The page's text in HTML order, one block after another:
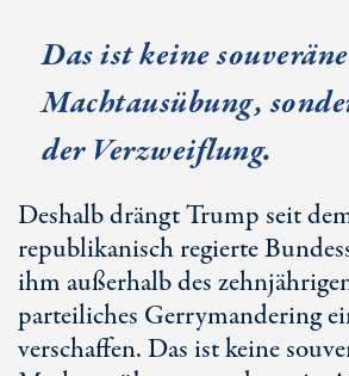
Das ist keine souveräne
Machtausübung,
der Verzweiflung.
Deshalb drängt Trump seit
republikanisch regierte
ihm außerhalb des
parteiliches Gerrymandering
verschaffen. Das ist keine